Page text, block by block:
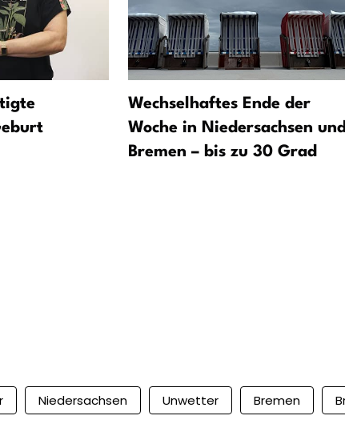
Wechselhaftes Ende der
Woche in Niedersachsen
Bremen – bis zu 30 Grad
Niedersachsen Unwetter Bremen